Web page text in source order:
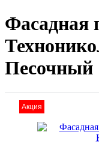
Фасадная
Песочный
Акция